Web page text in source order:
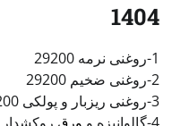
1404
1-روغنی نرمه 29200
2-روغنی ضخیم 29200
3-روغنی ریزبار و پولکی 29200